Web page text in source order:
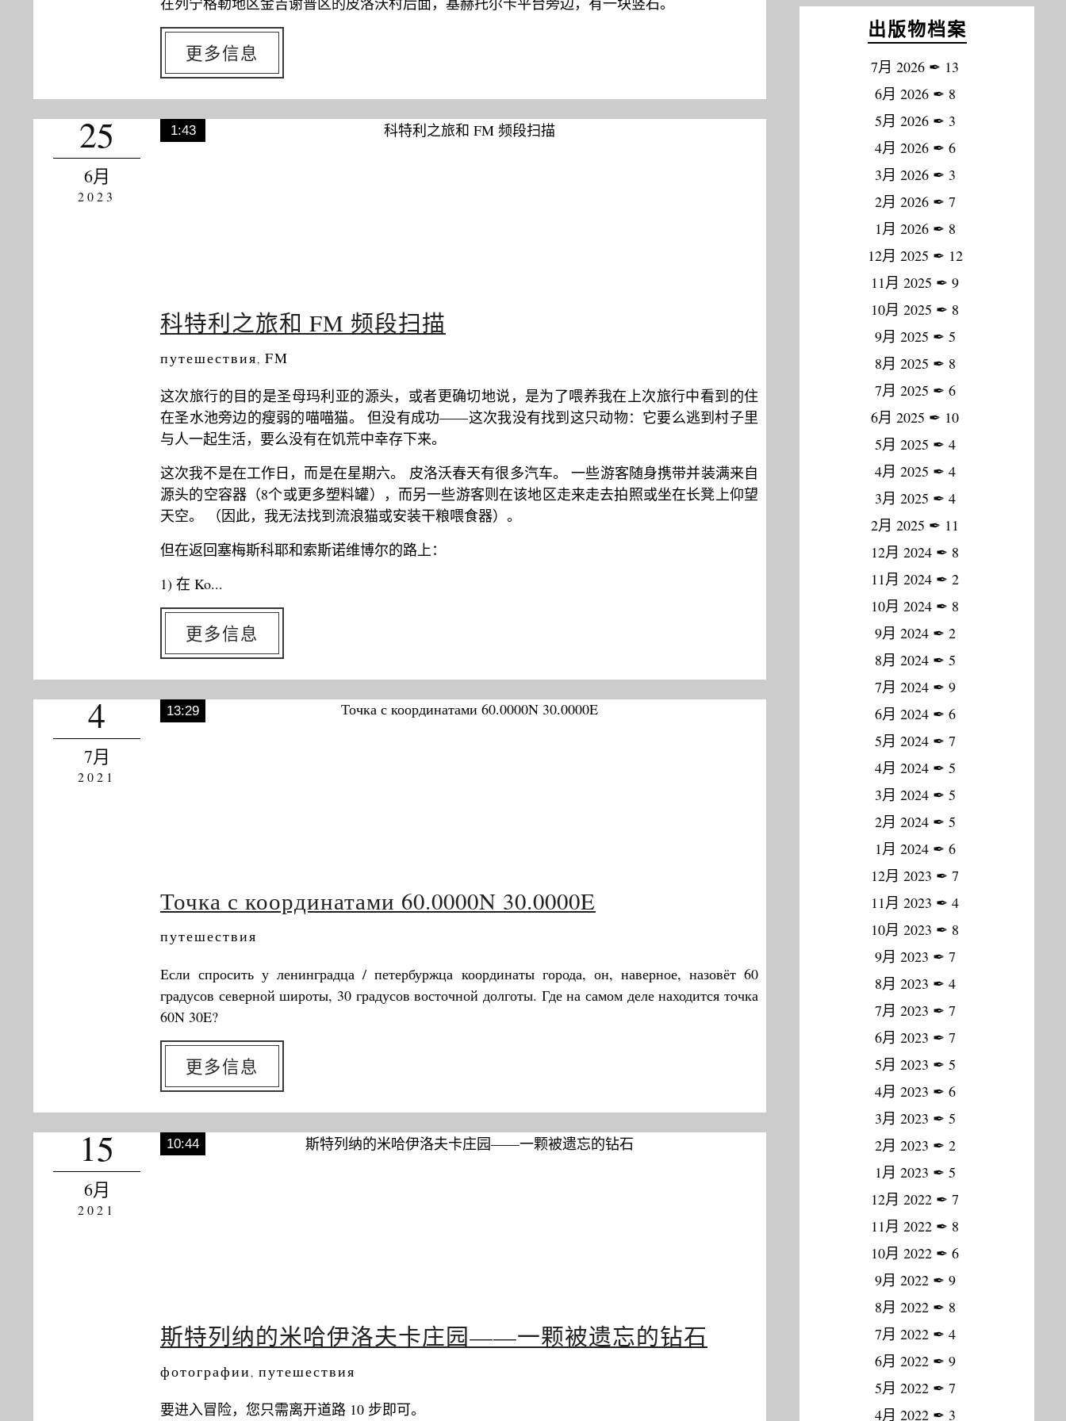
更多信息
25
6月
2023
1:43
科特利之旅和 FM 频段扫描
путешествия, FM
这次旅行的目的是圣母玛利亚的源头，或者更确切地说，是为了喂养我在上次旅行中看到的住
在圣水池旁边的瘦弱的喵喵猫。 但没有成功——这次我没有找到这只动物：它要么逃到村子里
与人一起生活，要么没有在饥荒中幸存下来。
这次我不是在工作日，而是在星期六。 皮洛沃春天有很多汽车。 一些游客随身携带并装满来自
源头的空容器（8个或更多塑料罐），而另一些游客则在该地区走来走去拍照或坐在长凳上仰望
天空。 （因此，我无法找到流浪猫或安装干粮喂食器）。
但在返回塞梅斯科耶和索斯诺维博尔的路上：
1) 在 Ko...
更多信息
4
7月
2021
13:29
Точка с координатами 60.0000N 30.0000E
путешествия
Если спросить у ленинградца / петербуржца координаты города, он, наверное, назовёт 60
градусов северной широты, 30 градусов восточной долготы. Где на самом деле находится точка
60N 30E?
更多信息
15
6月
2021
10:44
斯特列纳的米哈伊洛夫卡庄园——一颗被遗忘的钻石
фотографии, путешествия
要进入冒险，您只需离开道路 10 步即可。
出版物档案
7月 2026 ✒ 13
6月 2026✒ 8
5月 2026✒ 3
4月 2026✒ 6
3月 2026✒ 3
2月 2026✒ 7
1月 2026✒ 8
12月 2025 ✒ 12
11月 2025 ✒ 9
10月 2025 ✒ 8
9月 2025 ✒ 5
8月 2025 ✒ 8
7月 2025 ✒ 6
6月 2025 ✒ 10
5月 2025 ✒ 4
4月 2025 ✒ 4
3月 2025 ✒ 4
2月 2025 ✒ 11
12月 2024 ✒ 8
11月 2024 ✒ 2
10月 2024 ✒ 8
9月 2024✒ 2
8月 2024✒ 5
7月 2024✒ 9
6月 2024✒ 6
5月 2024✒ 7
4月 2024✒ 5
3月 2024✒ 5
2月 2024✒ 5
1月 2024✒ 6
12月 2023 ✒ 7
11月 2023 ✒ 4
10月 2023 ✒ 8
9月 2023 ✒ 7
8月 2023 ✒ 4
7月 2023 ✒ 7
6月 2023 ✒ 7
5月 2023 ✒ 5
4月 2023 ✒ 6
3月 2023 ✒ 5
2月 2023 ✒ 2
1月 2023 ✒ 5
12月 2022 ✒ 7
11月 2022 ✒ 8
10月 2022 ✒ 6
9月 2022✒ 9
8月 2022✒ 8
7月 2022✒ 4
6月 2022✒ 9
5月 2022✒ 7
4月 2022✒ 3